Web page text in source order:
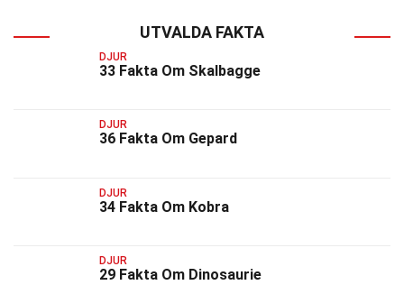
UTVALDA FAKTA
DJUR
33 Fakta Om Skalbagge
DJUR
36 Fakta Om Gepard
DJUR
34 Fakta Om Kobra
DJUR
29 Fakta Om Dinosaurie